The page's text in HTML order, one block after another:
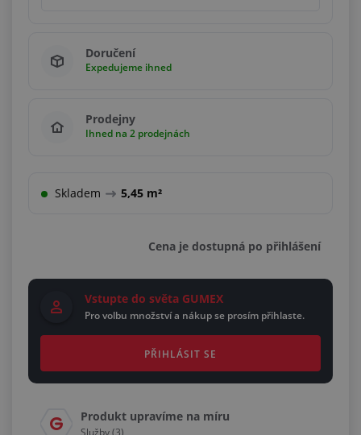
Doručení
Expedujeme ihned
Prodejny
Ihned na 2 prodejnách
Skladem 5,45 m²
Cena je dostupná po přihlášení
Vstupte do světa GUMEX
Pro volbu množství a nákup se prosím přihlaste.
PŘIHLÁSIT SE
Produkt upravíme na míru
Služby (3)